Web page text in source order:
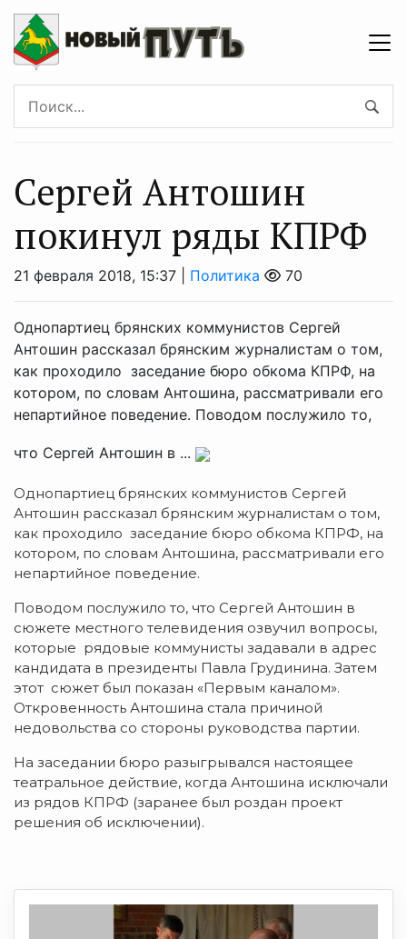
Сергей Антошин
покинул ряды КПРФ
21 февраля 2018, 15:37 | Политика 70
Однопартиец брянских коммунистов Сергей
Антошин рассказал брянским журналистам о том,
как проходило заседание бюро обкома КПРФ, на
котором, по словам Антошина, рассматривали его
непартийное поведение. Поводом послужило то,
что Сергей Антошин в ...
Однопартиец брянских коммунистов Сергей
Антошин рассказал брянским журналистам о том,
как проходило заседание бюро обкома КПРФ, на
котором, по словам Антошина, рассматривали его
непартийное поведение.
Поводом послужило то, что Сергей Антошин в
сюжете местного телевидения озвучил вопросы,
которые рядовые коммунисты задавали в адрес
кандидата в президенты Павла Грудинина. Затем
этот сюжет был показан «Первым каналом».
Откровенность Антошина стала причиной
недовольства со стороны руководства партии.
На заседании бюро разыгрывался настоящее
театральное действие, когда Антошина исключали
из рядов КПРФ (заранее был роздан проект
решения об исключении).